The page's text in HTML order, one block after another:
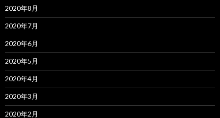
2020年8月
2020年7月
2020年6月
2020年5月
2020年4月
2020年3月
2020年2月